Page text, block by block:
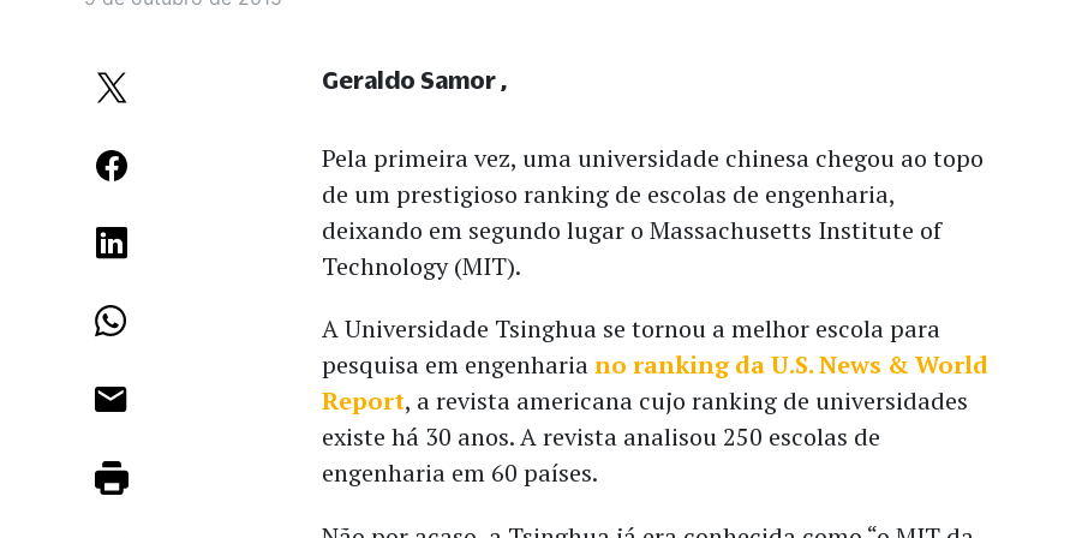
Pela primeira vez, uma universidade chinesa chegou ao topo
de um prestigioso ranking de escolas de engenharia,
deixando em segundo lugar o Massachusetts Institute of
Technology (MIT).
A Universidade Tsinghua se tornou a melhor escola para
pesquisa em engenhariano ranking da U.S. News & World
Report, a revista americana cujo ranking de universidades
existe há 30 anos. A revista analisou 250 escolas de
engenharia em 60 países.
Geraldo Samor